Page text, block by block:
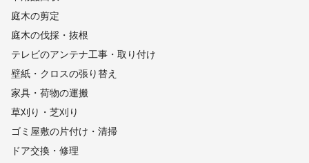
庭木の剪定
庭木の伐採・抜根
テレビのアンテナ工事・取り付け
壁紙・クロスの張り替え
家具・荷物の運搬
草刈り・芝刈り
ゴミ屋敷の片付け・清掃
ドア交換・修理